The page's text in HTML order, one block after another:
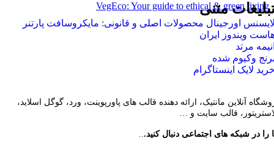
VegEco: Your guide to ethical & green living
متنی
اورجینال محصولات اصلی و قانونی: مایکروسافت پارتنر
ویندوز ایران
مرتد
وکیوم شده
لایک اینستاگرام
آنلاین مانتیک، ارائه دهنده قالب های پاورپوینت، ورد، گوگل اسلاید،
قالب سایت و …
را در شبکه های اجتماعی دنبال کنید...